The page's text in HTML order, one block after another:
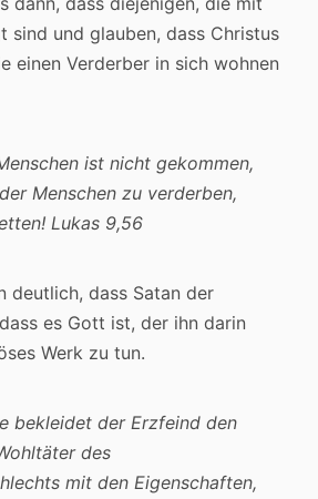
sind und glauben, dass Christus
einen Verderber in sich wohnen
ist nicht gekommen,
Menschen zu verderben,
Lukas 9,56
deutlich, dass Satan der
es Gott ist, der ihn darin
Werk zu tun.
bekleidet der Erzfeind den
des
mit den Eigenschaften,